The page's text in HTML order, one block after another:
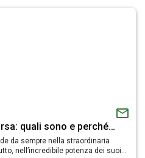
quali sono e perché…
da sempre nella straordinaria
nell’incredibile potenza dei suoi…